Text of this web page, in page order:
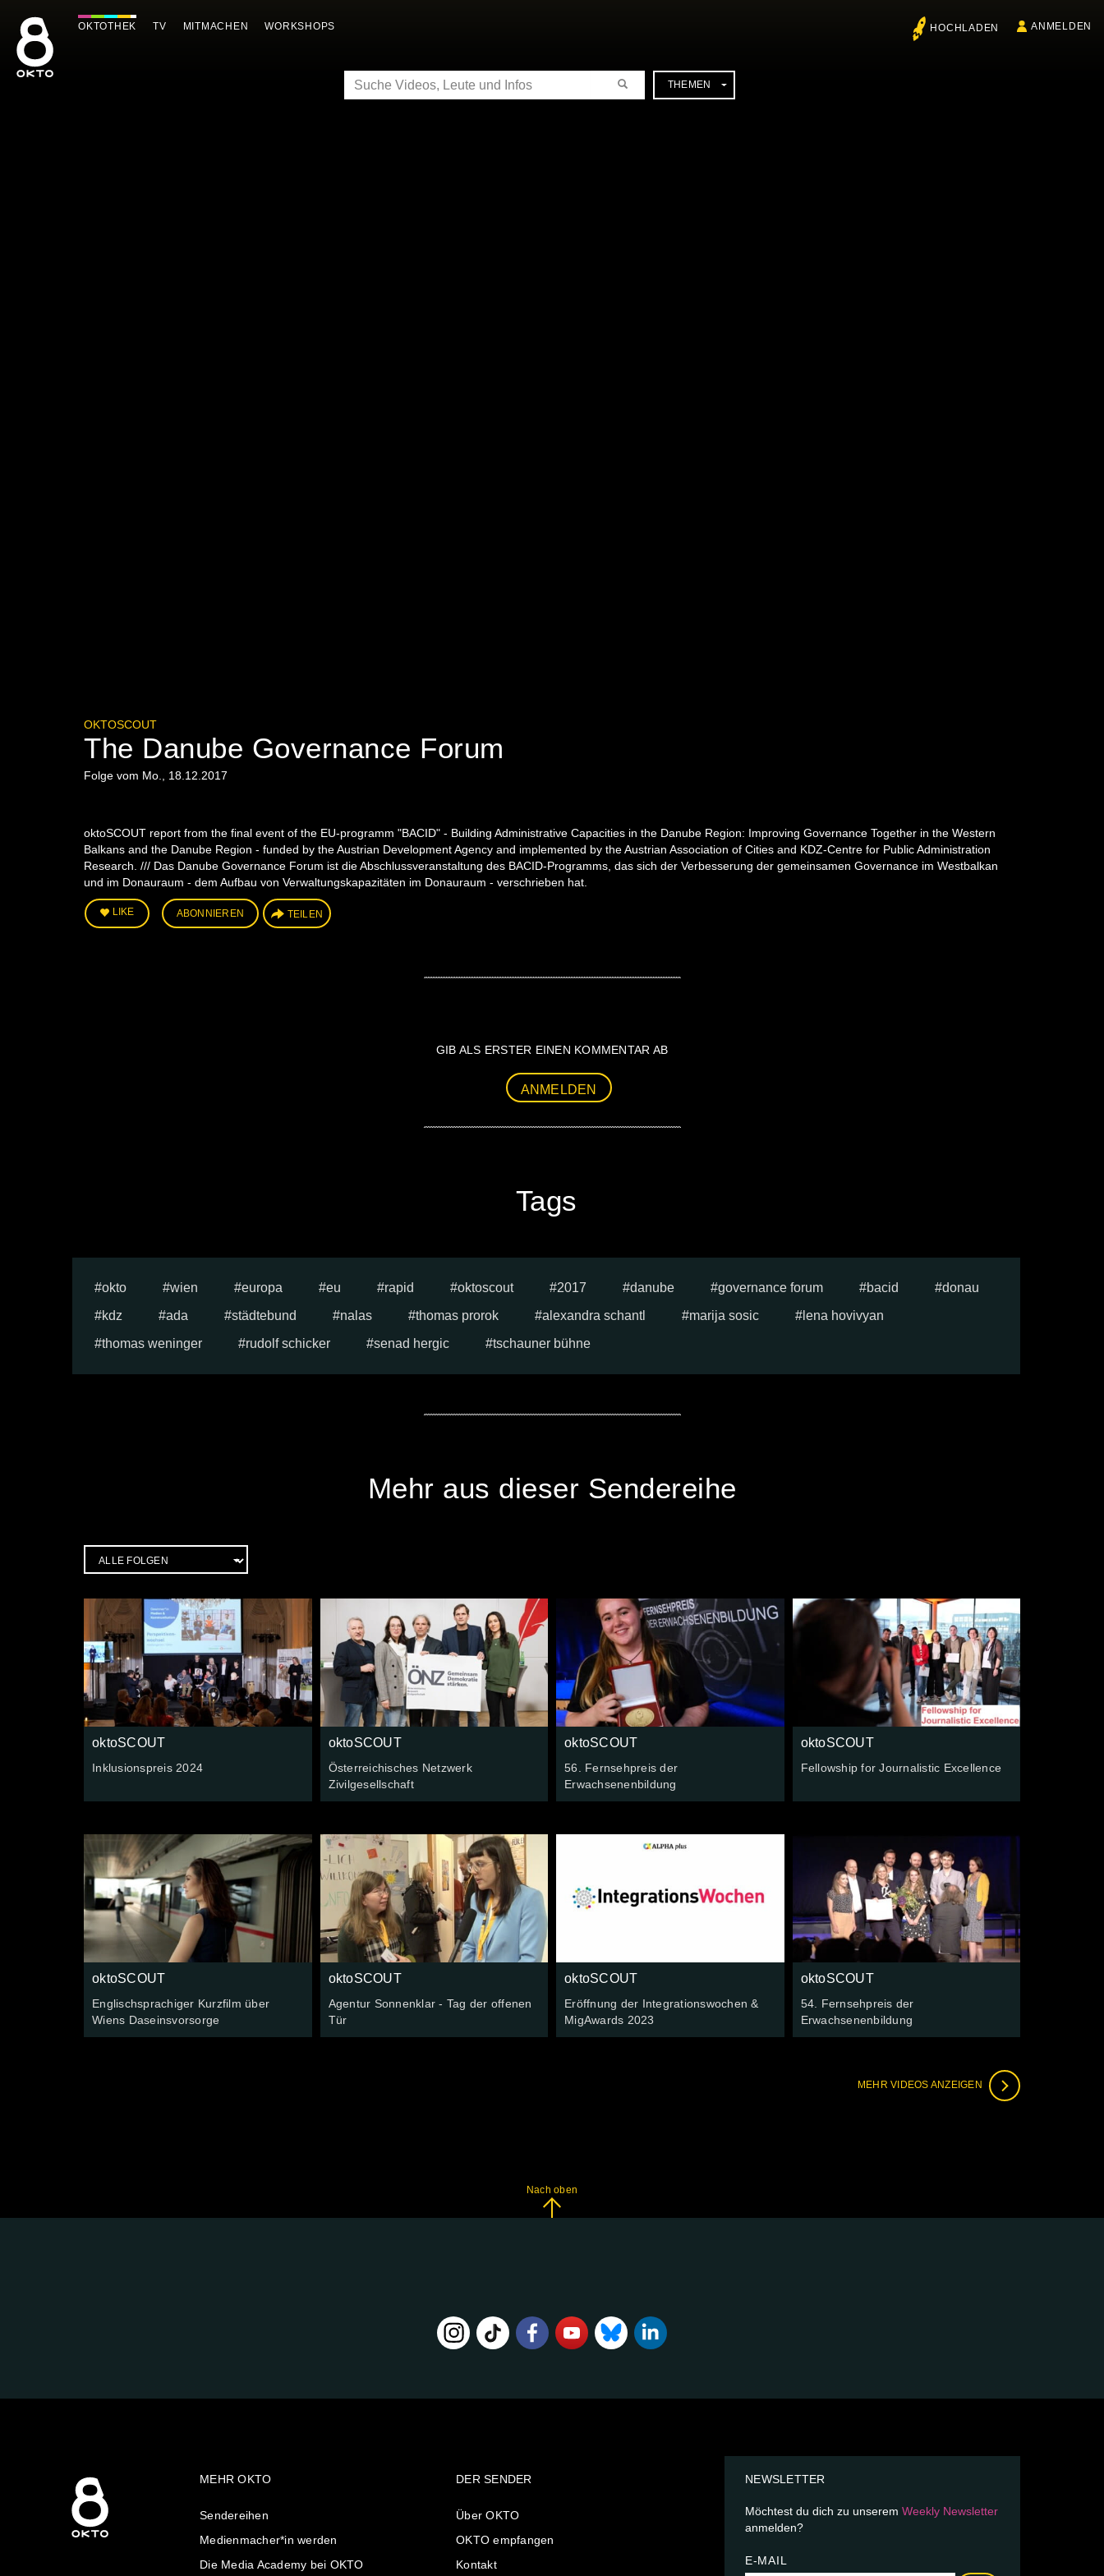
Inhalt
springen
OKTOTHEK TV MITMACHEN WORKSHOPS HOCHLADEN ANMELDEN
SUCHE THEMEN
OKTOSCOUT
The Danube Governance Forum
Folge vom Mo., 18.12.2017
oktoSCOUT report from the final event of the EU-programm "BACID" - Building Administrative Capacities in the Danube Region: Improving Governance Together in the Western
Balkans and the Danube Region - funded by the Austrian Development Agency and implemented by the Austrian Association of Cities and KDZ-Centre for Public Administration
Research. /// Das Danube Governance Forum ist die Abschlussveranstaltung des BACID-Programms, das sich der Verbesserung der gemeinsamen Governance im Westbalkan
und im Donauraum - dem Aufbau von Verwaltungskapazitäten im Donauraum - verschrieben hat.
LIKE ABONNIEREN TEILEN
GIB ALS ERSTER EINEN KOMMENTAR AB
ANMELDEN
Tags
okto wien europa eu rapid oktoscout 2017 danube governance forum bacid
donau
kdz
ada städtebund nalas thomas prorok alexandra schantl marija sosic
lena hovivyan
thomas weninger
rudolf schicker senad hergic tschauner bühne
Mehr aus dieser Sendereihe
oktoSCOUT
Inklusionspreis 2024
oktoSCOUT
Österreichisches Netzwerk
Zivilgesellschaft
oktoSCOUT
56. Fernsehpreis der
Erwachsenenbildung
oktoSCOUT
Fellowship for Journalistic Excellence
oktoSCOUT
Englischsprachiger Kurzfilm über
Wiens Daseinsvorsorge
oktoSCOUT
Agentur Sonnenklar - Tag der offenen
Tür
oktoSCOUT
Eröffnung der Integrationswochen &
MigAwards 2023
oktoSCOUT
54. Fernsehpreis der
Erwachsenenbildung
MEHR VIDEOS ANZEIGEN
Nach oben
MEHR OKTO
Sendereihen
Medienmacher*in werden
Die Media Academy bei OKTO
DER SENDER
Über OKTO
OKTO empfangen
Kontakt
NEWSLETTER
Möchtest du dich zu unserem Weekly Newsletter
anmelden?
E-MAIL